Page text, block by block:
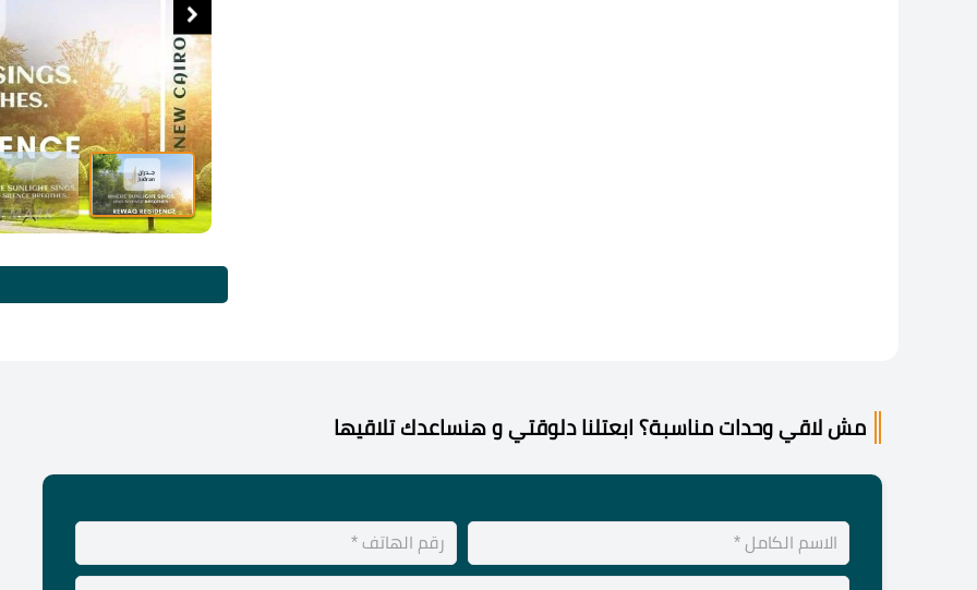
مش لاقي وحدات مناسبة؟ ابعتلنا دلوقتي و هنساعدك تلاقيها